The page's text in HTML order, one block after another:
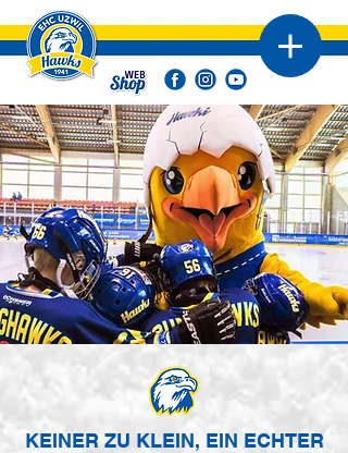
KEINER ZU KLEIN, EIN ECHTER